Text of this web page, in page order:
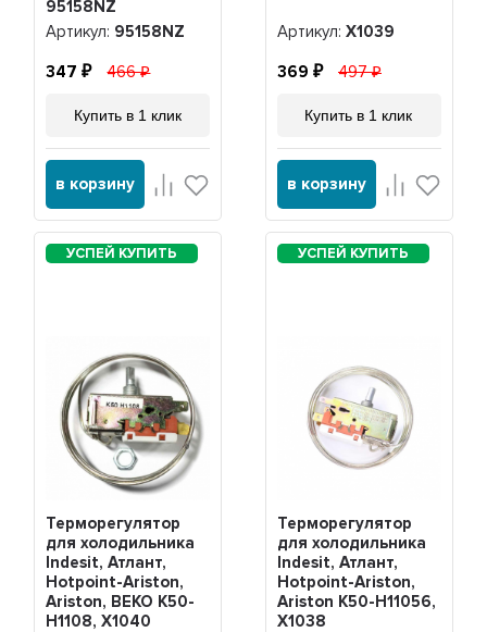
95158NZ
Артикул: 95158NZ
347 466
Купить в 1 клик
в корзину
Артикул: Х1039
369 497
Купить в 1 клик
в корзину
Терморегулятор
для холодильника
Indesit, Атлант,
Hotpoint-Ariston,
Ariston, BEKO K50-
H1108, Х1040
Терморегулятор
для холодильника
Indesit, Атлант,
Hotpoint-Ariston,
Ariston K50-H11056,
Х1038